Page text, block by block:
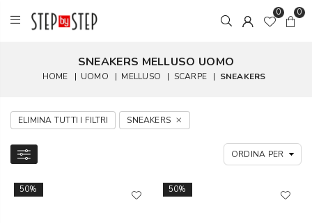
0 0
SNEAKERS MELLUSO UOMO
HOME | UOMO | MELLUSO | SCARPE | SNEAKERS
ELIMINA TUTTI I FILTRI SNEAKERS
50% 50%